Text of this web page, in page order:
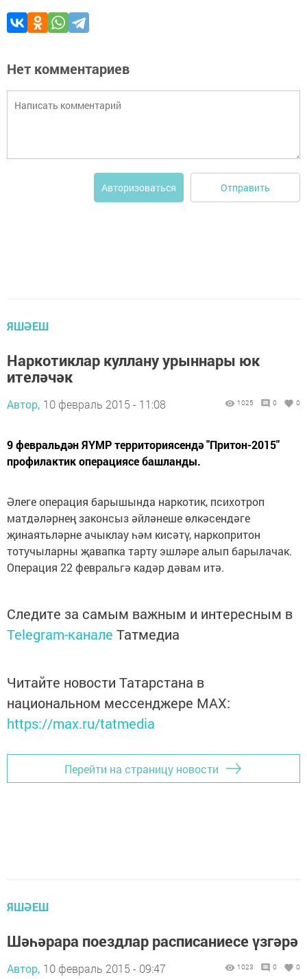
Нет комментариев
Авторизоваться Отправить
ЯШӘЕШ
Наркотиклар куллану урыннары юк
ителәчәк
Автор, 10 февраль 2015 - 11:08 1025 0 0
9 февральдән ЯҮМР территориясендә "Притон-2015"
профилактик операциясе башланды.
Әлеге операция барышында наркотик, психотроп
матдәләрнең законсыз әйләнеше өлкәсендәге
җинаятьләрне ачыклау һәм кисәтү, наркопритон
тотучыларны җавапка тарту эшләре алып барылачак.
Операция 22 февральгә кадәр дәвам итә.
Следите за самым важным и интересным в
Telegram-канале Татмедиа
Читайте новости Татарстана в
национальном мессенджере MАХ:
https://max.ru/tatmedia
Перейти на страницу новости
ЯШӘЕШ
Шәһәрара поездлар расписаниесе үзгәрә
Автор, 10 февраль 2015 - 09:47 1023 0 0